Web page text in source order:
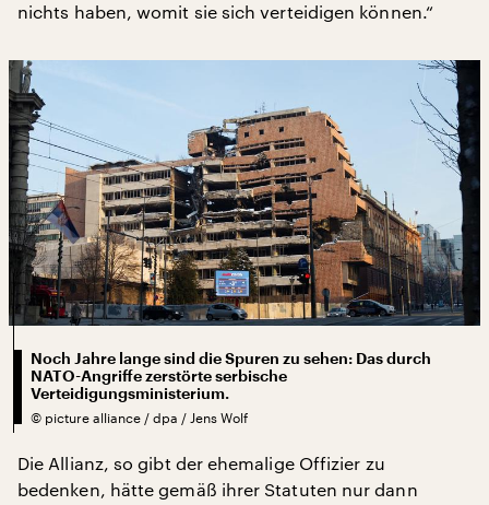
nichts haben, womit sie sich verteidigen können.“
Noch Jahre lange sind die Spuren zu sehen: Das durch
NATO-Angriffe zerstörte serbische
Verteidigungsministerium.
© picture alliance / dpa / Jens Wolf
Die Allianz, so gibt der ehemalige Offizier zu
bedenken, hätte gemäß ihrer Statuten nur dann